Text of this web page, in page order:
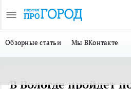
Обзорные статьи Мы ВКонтакте
В Вологде пройдет